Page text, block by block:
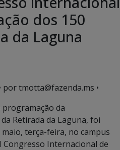
dos 150
da Laguna
por tmotta@fazenda.ms •
programação da
Retirada da Laguna, foi
terça-feira, no campus
Congresso Internacional de